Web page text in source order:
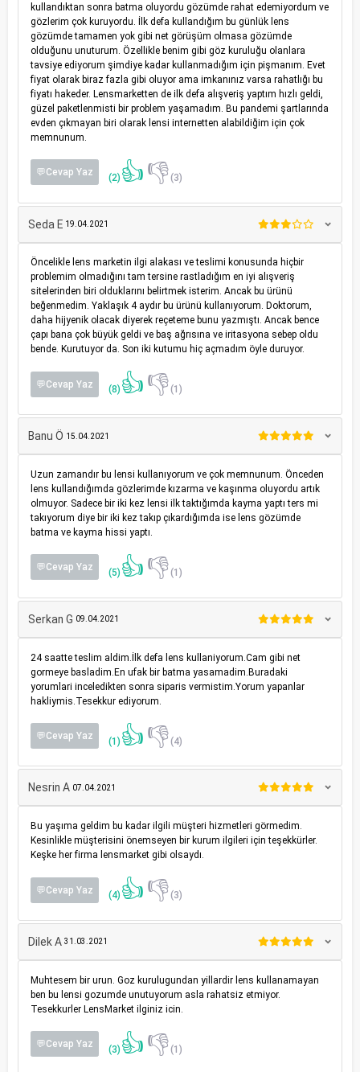
kullandıktan sonra batma oluyordu gözümde rahat edemiyordum ve
gözlerim çok kuruyordu. İlk defa kullandığım bu günlük lens
gözümde tamamen yok gibi net görüşüm olmasa gözümde
olduğunu unuturum. Özellikle benim gibi göz kuruluğu olanlara
tavsiye ediyorum şimdiye kadar kullanmadığım için pişmanım. Evet
fiyat olarak biraz fazla gibi oluyor ama imkanınız varsa rahatlığı bu
fiyatı hakeder. Lensmarketten de ilk defa alışveriş yaptım hızlı geldi,
güzel paketlenmisti bir problem yaşamadım. Bu pandemi şartlarında
evden çıkmayan biri olarak lensi internetten alabildiğim için çok
memnunum.
💬Cevap Yaz (2) 👍👎(3)
Seda E 19.04.2021
Öncelikle lens marketin ilgi alakası ve teslimi konusunda hiçbir
problemim olmadığını tam tersine rastladığım en iyi alışveriş
sitelerinden biri olduklarını belirtmek isterim. Ancak bu ürünü
beğenmedim. Yaklaşık 4 aydır bu ürünü kullanıyorum. Doktorum,
daha hijyenik olacak diyerek reçeteme bunu yazmıştı. Ancak bence
çapı bana çok büyük geldi ve baş ağrısına ve iritasyona sebep oldu
bende. Kurutuyor da. Son iki kutumu hiç açmadım öyle duruyor.
💬Cevap Yaz (8) 👍👎(1)
Banu Ö 15.04.2021
Uzun zamandır bu lensi kullanıyorum ve çok memnunum. Önceden
lens kullandığımda gözlerimde kızarma ve kaşınma oluyordu artık
olmuyor. Sadece bir iki kez lensi ilk taktığımda kayma yaptı ters mi
takıyorum diye bir iki kez takıp çıkardığımda ise lens gözümde
batma ve kayma hissi yaptı.
💬Cevap Yaz (5) 👍👎(1)
Serkan G 09.04.2021
24 saatte teslim aldim.İlk defa lens kullaniyorum.Cam gibi net
gormeye basladim.En ufak bir batma yasamadim.Buradaki
yorumlari inceledikten sonra siparis vermistim.Yorum yapanlar
hakliymis.Tesekkur ediyorum.
💬Cevap Yaz (1) 👍👎(4)
Nesrin A 07.04.2021
Bu yaşıma geldim bu kadar ilgili müşteri hizmetleri görmedim.
Kesinlikle müşterisini önemseyen bir kurum ilgileri için teşekkürler.
Keşke her firma lensmarket gibi olsaydı.
💬Cevap Yaz (4) 👍👎(3)
Dilek A 31.03.2021
Muhtesem bir urun. Goz kurulugundan yillardir lens kullanamayan
ben bu lensi gozumde unutuyorum asla rahatsiz etmiyor.
Tesekkurler LensMarket ilginiz icin.
💬Cevap Yaz (3) 👍👎(1)